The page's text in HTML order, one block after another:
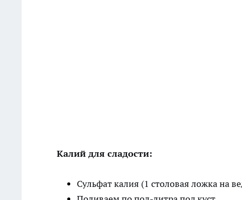
Калий для сладости:
Сульфат калия (1 столовая ложка на